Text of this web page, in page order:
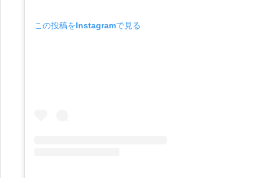
この投稿をInstagramで見る